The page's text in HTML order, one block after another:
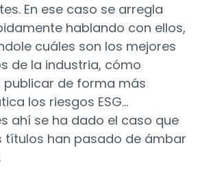
En ese caso se arregla
hablando con ellos,
cuáles son los mejores
de la industria, cómo
publicar de forma más
los riesgos ESG...
ahí se ha dado el caso que
títulos han pasado de ámbar